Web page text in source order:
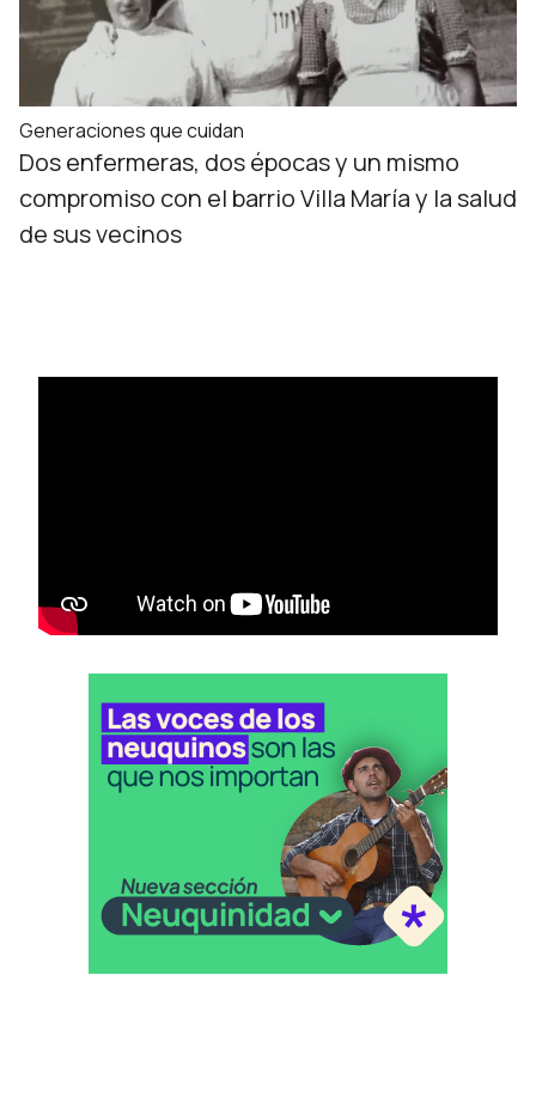
Generaciones que cuidan
Dos enfermeras, dos épocas y un mismo
compromiso con el barrio Villa María y la salud
de sus vecinos